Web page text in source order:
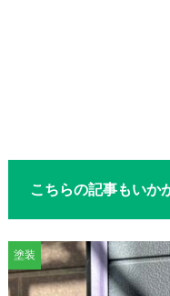
こちらの記事もいか
塗装